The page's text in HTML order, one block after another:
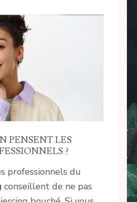
PENSENT LES
?
professionnels du
conseillent de ne pas